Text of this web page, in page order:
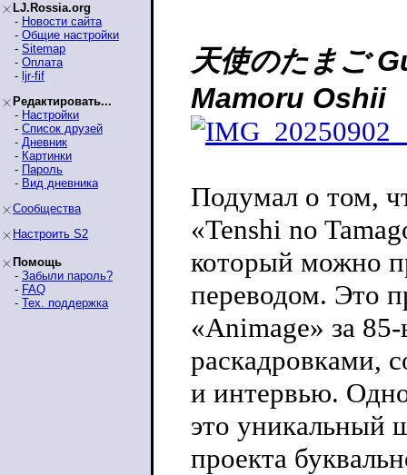
LJ.Rossia.org
- Новости сайта
- Общие настройки
- Sitemap
- Оплата
- ljr-fif
Редактировать...
- Настройки
- Список друзей
- Дневник
- Картинки
- Пароль
- Вид дневника
Сообщества
Настроить S2
Помощь
- Забыли пароль?
- FAQ
- Тех. поддержка
天使のたまご
Mamoru Oshii
Подумал о том,
«Tenshi no
который можно
переводом. Это
«Animage» за
раскадровками,
и интервью.
это уникальный
проекта